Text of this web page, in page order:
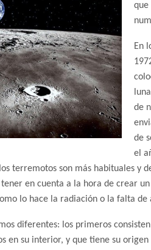
que
En
de
de
el
terremotos son más habituales y
en cuenta a la hora de crear
lo hace la radiación o la falta de
diferentes: los primeros
en su interior, y que tiene su